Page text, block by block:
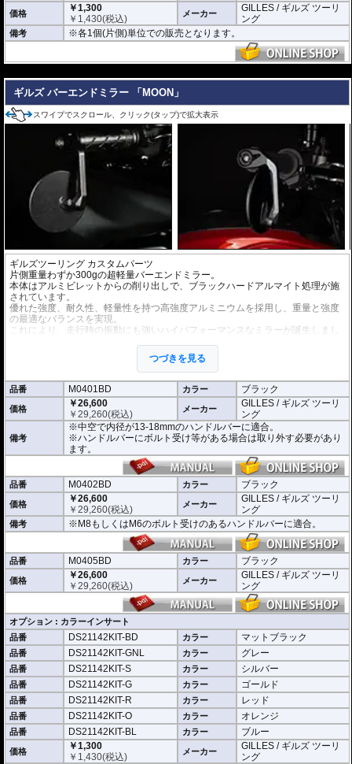
価格
￥1,300
￥ 1,430(税込) メーカー
GILLES / ギルズ ツーリ
ング
備考 ※各1個(片側)単位での販売となります。
ギルズ バーエンドミラー 「MOON」
スワイプでスクロール、クリック(タップ)で拡大表示
ギルズツーリング カスタムパーツ
片側重量わずか300gの超軽量バーエンドミラー。
本体はアルミビレットからの削り出しで、ブラックハードアルマイト処理が施
されています。
優れた強度、耐久性、軽量性を持つ高強度アルミニウムを採用し、重量と強度
の最適なバランスを実現。
これにより、走行時の振動にも強いハイパフォーマンスなミラーが誕生しまし
ミラーの角度や位置も調整が可能。視認性など安全へ関わる要素へも細心の注
※車検対応。
※1個単位での販売
※左右どちらにも使用できます。
※商品は汎用品となり、主に２系統の取り付け方法をラインナップ。
(取付確認がされているものは下記の適合検索で適合品番をご確認いただけま
M0401BD 中空で内径が13-18mmのハンドルバーに適合
M0402BD M8もしくはM6のボルト受けのあるハンドルバーに適合
M0405BD M12のボルト受けのあるハンドルバーに適合
別売オプションにカラーインサートをご用意。
車体のイメージに合わせたカスタムが可能となり、ワンポイントアクセントと
してその存在感を高めます。
つづきを見る
品番 M0401BD カラー ブラック
価格
￥26,600
￥29,260(税込) メーカー
GILLES / ギルズ ツーリ
ング
備考
※中空で内径が13-18mmのハンドルバーに適合。
※ハンドルバーにボルト受け等がある場合は取り外す必要があり
ます。
品番 M0402BD カラー ブラック
価格
￥26,600
￥29,260(税込) メーカー
GILLES / ギルズ ツーリ
ング
備考 ※M8もしくはM6のボルト受けのあるハンドルバーに適合。
品番 M0405BD カラー ブラック
価格
￥26,600
￥29,260(税込) メーカー
GILLES / ギルズ ツーリ
ング
オプション : カラーインサート
品番
DS21142KIT-BD カラー マットブラック
品番 DS21142KIT-GNL カラー グレー
品番 DS21142KIT-S カラー シルバー
品番 DS21142KIT-G カラー ゴールド
品番 DS21142KIT-R カラー レッド
品番 DS21142KIT-O カラー オレンジ
品番 DS21142KIT-BL カラー ブルー
価格
￥1,300
￥ 1,430(税込) メーカー
GILLES / ギルズ ツーリ
ング